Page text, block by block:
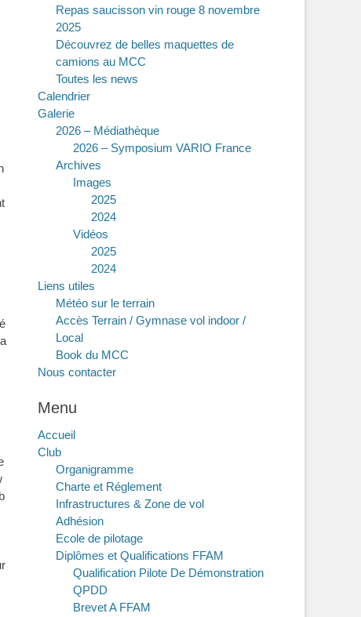
Repas saucisson vin rouge 8 novembre
2025
Découvrez de belles maquettes de
camions au MCC
Toutes les news
Calendrier
Galerie
2026 – Médiathèque
2026 – Symposium VARIO France
Archives
Images
2025
2024
Vidéos
2025
2024
Liens utiles
Météo sur le terrain
Accès Terrain / Gymnase vol indoor /
Local
Book du MCC
Nous contacter
Menu
Accueil
Club
Organigramme
Charte et Réglement
Infrastructures & Zone de vol
Adhésion
Ecole de pilotage
Diplômes et Qualifications FFAM
Qualification Pilote De Démonstration
QPDD
Brevet A FFAM